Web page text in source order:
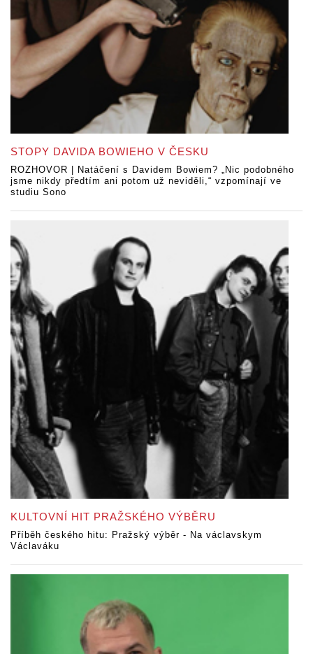
STOPY DAVIDA BOWIEHO V ČESKU
ROZHOVOR | Natáčení s Davidem Bowiem? „Nic podobného
jsme nikdy předtím ani potom už neviděli,“ vzpomínají ve
studiu Sono
KULTOVNÍ HIT PRAŽSKÉHO VÝBĚRU
Příběh českého hitu: Pražský výběr - Na václavskym
Václaváku